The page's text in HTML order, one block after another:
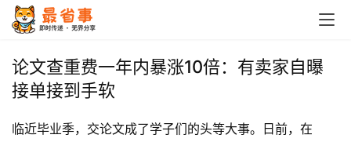
首
页
栏
论文查重费一年内暴涨10倍：有卖家自曝
接单接到手软
临近毕业季，交论文成了学子们的头等大事。日前，在